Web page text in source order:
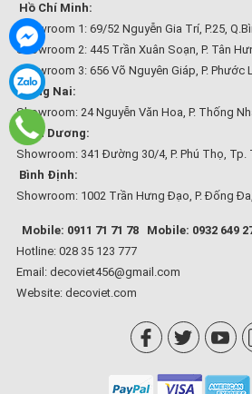
Hồ Chí Minh:
Showroom 1: 69/52 Nguyễn Gia Trí, P.25,
Showroom 2: 445 Trần Xuân Soạn, P. Tân
Showroom 3: 656 Võ Nguyên Giáp, P. Phước
Đồng Nai:
Showroom: 24 Nguyễn Văn Hoa, P. Thống
Bình Dương:
Showroom: 341 Đường 30/4, P. Phú Thọ, Tp.
Bình Định:
Showroom: 1002 Trần Hưng Đạo, P. Đống
Mobile: 0911 71 71 78
Mobile: 0932 649
Hotline: 028 35 123 777
Email: decoviet456@gmail.com
Website: decoviet.com